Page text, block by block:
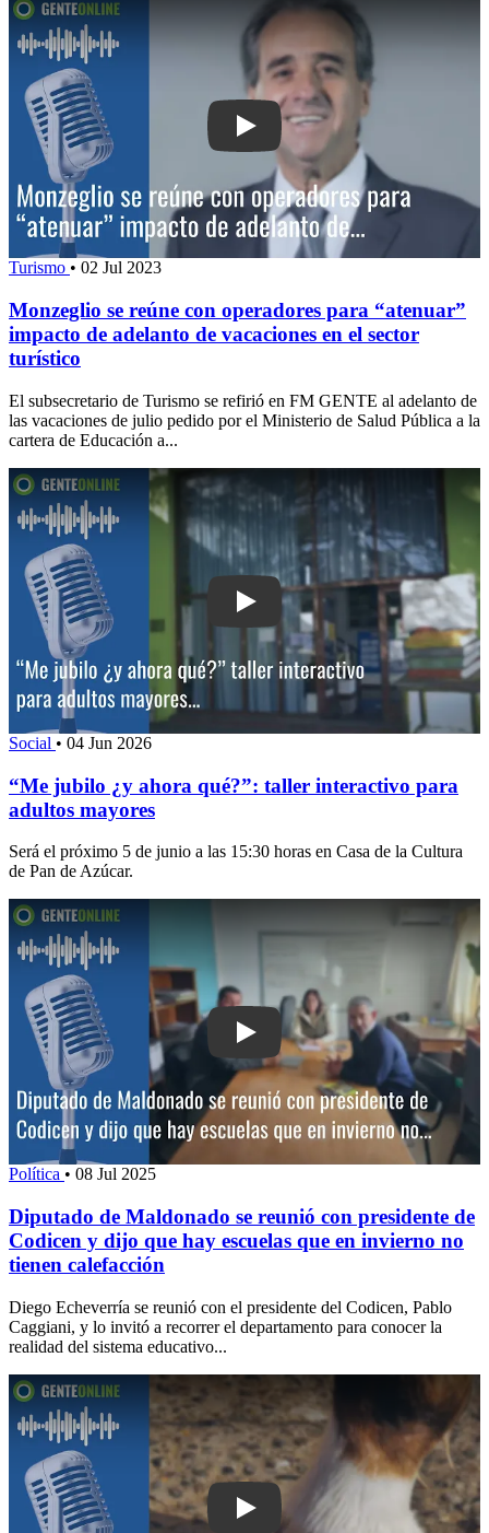
Play: Monzeglio se reúne con
Turismo • 02 Jul 2023
Monzeglio se reúne con operadores para “atenuar”
impacto de adelanto de vacaciones en el sector
turístico
El subsecretario de Turismo se refirió en FM GENTE al adelanto de
las vacaciones de julio pedido por el Ministerio de Salud Pública a la
cartera de Educación a...
Play: “Me jubilo ¿y ahora qué?”: taller
Social • 04 Jun 2026
“Me jubilo ¿y ahora qué?”: taller interactivo para
adultos mayores
Será el próximo 5 de junio a las 15:30 horas en Casa de la Cultura
de Pan de Azúcar.
Play: Diputado de Maldonado se
Política • 08 Jul 2025
Diputado de Maldonado se reunió con presidente de
Codicen y dijo que hay escuelas que en invierno no
tienen calefacción
Diego Echeverría se reunió con el presidente del Codicen, Pablo
Caggiani, y lo invitó a recorrer el departamento para conocer la
realidad del sistema educativo...
Play: “Dejaron una yegua encerrada